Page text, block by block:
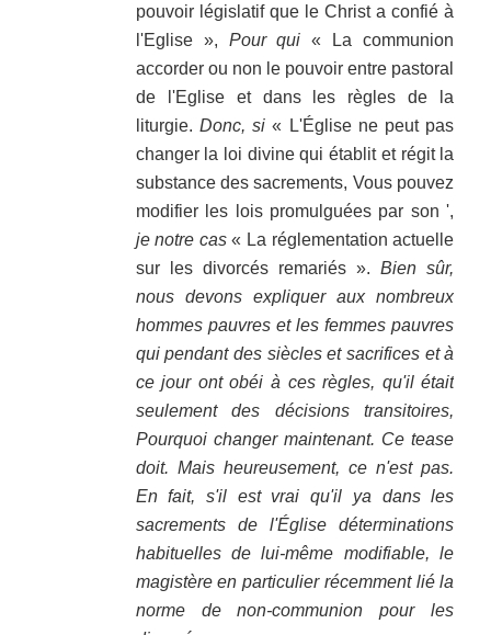
pouvoir législatif que le Christ a confié à
l'Eglise », Pour qui « La communion
accorder ou non le pouvoir entre pastoral
de l'Eglise et dans les règles de la
liturgie. Donc, si « L'Église ne peut pas
changer la loi divine qui établit et régit la
substance des sacrements, Vous pouvez
modifier les lois promulguées par son ',
je notre cas« La réglementation actuelle
sur les divorcés remariés ».Bien sûr,
nous devons expliquer aux nombreux
hommes pauvres et les femmes pauvres
qui pendant des siècles et sacrifices et à
ce jour ont obéi à ces règles, qu'il était
seulement des décisions transitoires,
Pourquoi changer maintenant. Ce tease
doit. Mais heureusement, ce n'est pas.
En fait, s'il est vrai qu'il ya dans les
sacrements de l'Église déterminations
habituelles de lui-même modifiable, le
magistère en particulier récemment lié la
norme de non-communion pour les